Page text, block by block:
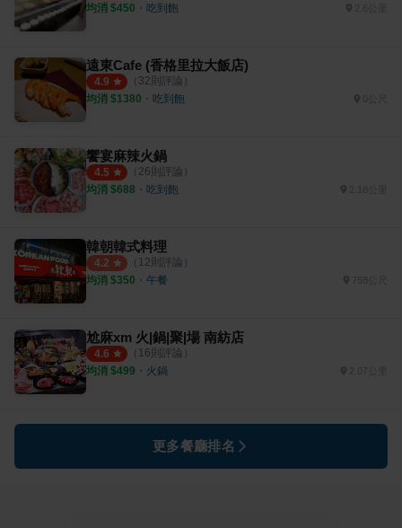
均消 $450 ・ 吃到飽
遠東Cafe (香格里拉大飯店)
4.9 （ 32則評論）
均消 $1380 ・ 吃到飽
饗宴麻辣火鍋
4.5 （ 26則評論）
均消 $688 ・ 吃到飽
韓朝韓式料理
4.2 （ 12則評論）
均消 $350 ・ 午餐 758公尺
尬麻xm 火|鍋|聚|場 南紡店
4.6 （ 16則評論）
均消 $499 ・ 火鍋
更多餐廳排名